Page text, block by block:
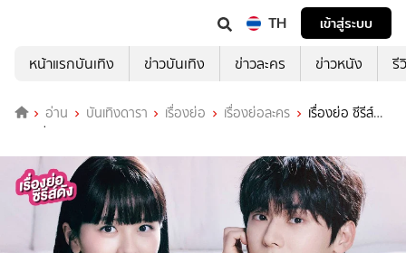
TH
เข้าสู่ระบบ
หน้าแรกบันเทิง
ข่าวบันเทิง ข่าวละคร ข่าวหนัง รี
อ่าน บันเทิงดารา เรื่องย่อ เรื่องย่อละคร
เรื่องย่อ ซีรีส์
เกาหลี My Lovely Liar